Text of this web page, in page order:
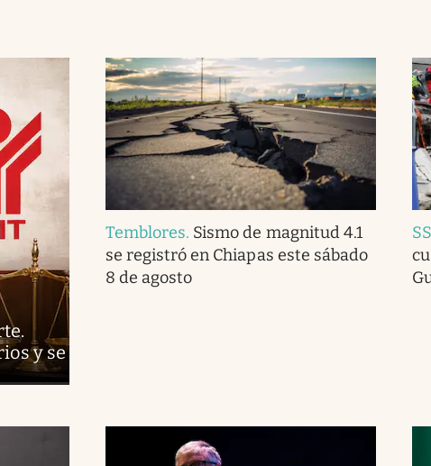
y se
Temblores. Sismo de magnitud 4.1
se registró en Chiapas este sábado
8 de agosto